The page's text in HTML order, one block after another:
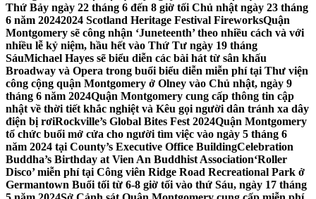
Thứ Bảy ngày 22 tháng 6 đến 8 giờ tối Chủ nhật ngày 23 tháng
6 năm 20242024 Scotland Heritage Festival FireworksQuận
Montgomery sẽ công nhận ‘Juneteenth’ theo nhiều cách và với
nhiều lễ kỷ niệm, hầu hết vào Thứ Tư ngày 19 tháng
SáuMichael Hayes sẽ biểu diễn các bài hát từ sân khấu
Broadway và Opera trong buổi biểu diễn miễn phí tại Thư viện
công cộng quận Montgomery ở Olney vào Chủ nhật, ngày 9
tháng 6 năm 2024Quận Montgomery cung cấp thông tin cập
nhật về thời tiết khắc nghiệt và Kêu gọi người dân tránh xa dây
điện bị rơiRockville’s Global Bites Fest 2024Quận Montgomery
tổ chức buổi mở cửa cho người tìm việc vào ngày 5 tháng 6
năm 2024 tại County’s Executive Office BuildingCelebration
Buddha’s Birthday at Vien An Buddhist Association‘Roller
Disco’ miễn phí tại Công viên Ridge Road Recreational Park ở
Germantown Buổi tối từ 6-8 giờ tối vào thứ Sáu, ngày 17 tháng